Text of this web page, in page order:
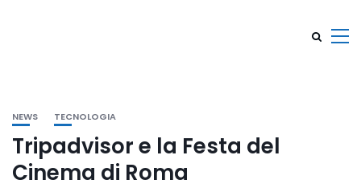
NEWS TECNOLOGIA
Tripadvisor e la Festa del
Cinema di Roma